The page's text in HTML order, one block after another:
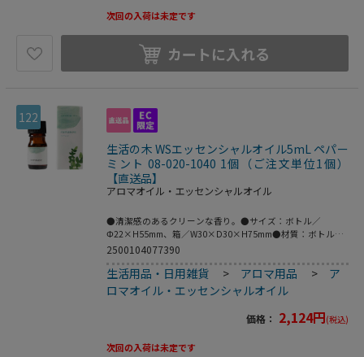
さい。
次回の入荷は未定です
カートに入れる
122
生活の木 WSエッセンシャルオイル5mL ペパー
ミント 08-020-1040 1個（ご注文単位1個）
【直送品】
アロマオイル・エッセンシャルオイル
●清潔感のあるクリーンな香り。●サイズ：ボトル／
Φ22×H55mm、箱／W30×D30×H75mm●材質：ボトル／
ガラス、キャップ・ドロッパー／プラ●おすすめブレンド：
け商品です。●こちらの商品は取寄せ商品となり納期が長期
間かかる可能性がございます。また、ご発注後のキャンセル
は対応いたしかねますので予めご了承ください。
2500104077390
生活用品・日用雑貨 > アロマ用品 > ア
ロマオイル・エッセンシャルオイル
価格： 2,124円(税込)
次回の入荷は未定です